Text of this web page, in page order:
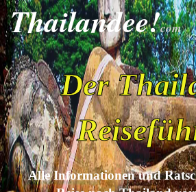
Thailandee!com
Der
Alle Informationen und